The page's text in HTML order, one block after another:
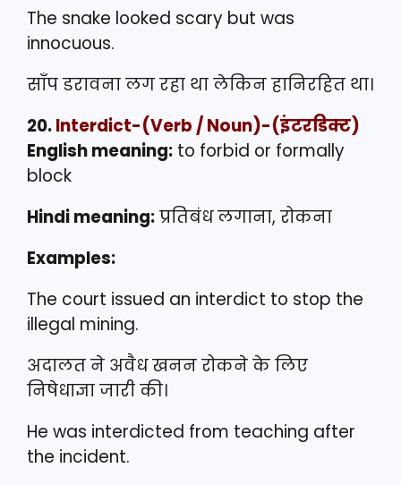
The snake looked scary but was
innocuous.
साँप डरावना लग रहा था लेकिन हानिरहित था।
20.Interdict-(Verb / Noun)-(इंटरडिक्ट)
English meaning: to forbid or formally
block
Hindi meaning:प्रतिबंध लगाना, रोकना
Examples:
The court issued an interdict to stop the
illegal mining.
अदालत ने अवैध खनन रोकने के लिए
निषेधाज्ञा जारी की।
He was interdicted from teaching after
the incident.